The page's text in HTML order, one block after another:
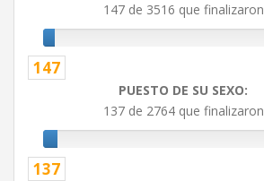
147 de 3516 que finalizaron
147
PUESTO DE SU SEXO:
137 de 2764 que finalizaron
137